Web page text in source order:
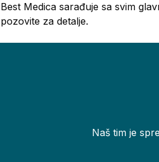
Best Medica sarađuje sa svim
pozovite za detalje.
Naš tim je